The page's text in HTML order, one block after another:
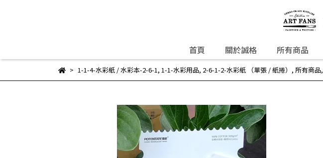
首頁 關於誠格 所有商品
1-1-4-水彩紙 / 水彩本-2-6-1, 1-1-水彩用品, 2-6-1-2-水彩紙 （單張 / 紙捲） , 所有商品,